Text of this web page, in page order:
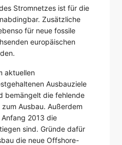
Stromnetzes ist für die
Zusätzliche
für neue fossile
europäischen
aktuellen
Ausbauziele
bemängelt die fehlende
Ausbau. Außerdem
Anfang 2013 die
sind. Gründe dafür
die neue Offshore-